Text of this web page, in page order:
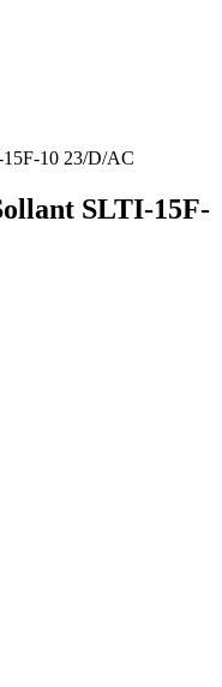
10 23/D/AC
SLTI-15F-